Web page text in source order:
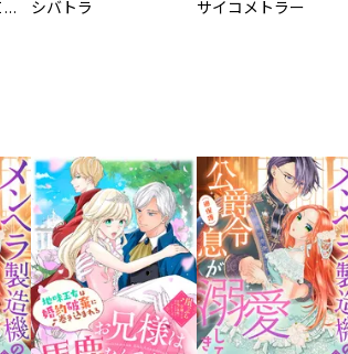
サイコメトラーＥＩＪＩ シバトラ サイコメトラー